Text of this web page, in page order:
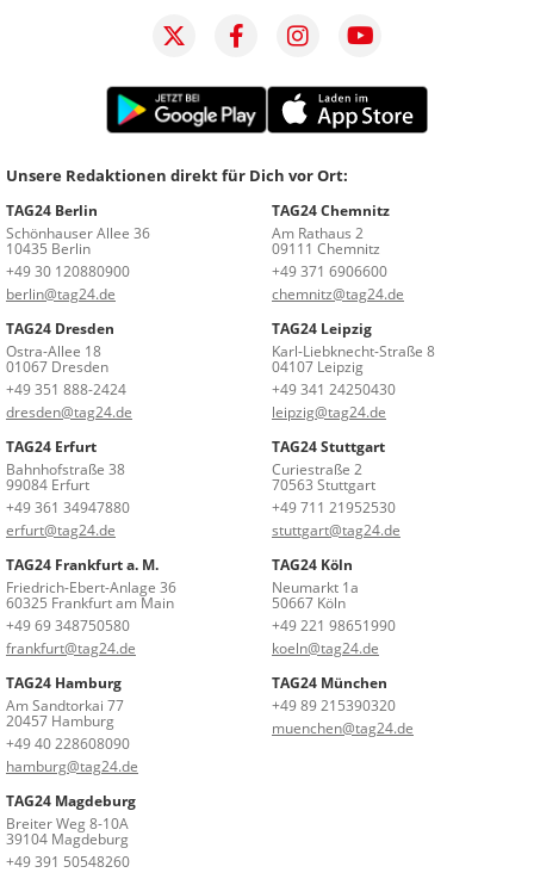
Unsere Redaktionen direkt für Dich vor Ort:
TAG24 Berlin
Schönhauser Allee 36
10435 Berlin
+49 30 120880900
berlin@tag24.de
TAG24 Chemnitz
Am Rathaus 2
09111 Chemnitz
+49 371 6906600
chemnitz@tag24.de
TAG24 Dresden
Ostra-Allee 18
01067 Dresden
+49 351 888-2424
dresden@tag24.de
TAG24 Leipzig
Karl-Liebknecht-Straße 8
04107 Leipzig
+49 341 24250430
leipzig@tag24.de
TAG24 Erfurt
Bahnhofstraße 38
99084 Erfurt
+49 361 34947880
erfurt@tag24.de
TAG24 Stuttgart
Curiestraße 2
70563 Stuttgart
+49 711 21952530
stuttgart@tag24.de
TAG24 Frankfurt a. M.
Friedrich-Ebert-Anlage 36
60325 Frankfurt am Main
+49 69 348750580
frankfurt@tag24.de
TAG24 Köln
Neumarkt 1a
50667 Köln
+49 221 98651990
koeln@tag24.de
TAG24 Hamburg
Am Sandtorkai 77
20457 Hamburg
+49 40 228608090
hamburg@tag24.de
TAG24 München
+49 89 215390320
muenchen@tag24.de
TAG24 Magdeburg
Breiter Weg 8-10A
39104 Magdeburg
+49 391 50548260